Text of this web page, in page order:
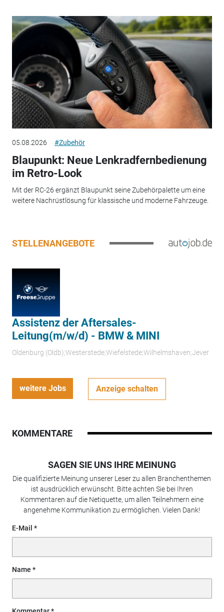
05.08.2026 #Zubehör
Blaupunkt: Neue Lenkradfernbedienung
im Retro-Look
Mit der RC-26 ergänzt Blaupunkt seine Zubehörpalette um eine
weitere Nachrüstlösung für klassische und moderne Fahrzeuge.
STELLENANGEBOTE
Assistenz der Aftersales-
Leitung(m/w/d) - BMW & MINI
Oldenburg (Oldb);Westerstede;Wiefelstede;Wilhelmshaven;Jever
weitere Jobs Anzeige schalten
KOMMENTARE
SAGEN SIE UNS IHRE MEINUNG
Die qualifizierte Meinung unserer Leser zu allen Branchenthemen
ist ausdrücklich erwünscht. Bitte achten Sie bei Ihren
Kommentaren auf die Netiquette, um allen Teilnehmern eine
angenehme Kommunikation zu ermöglichen. Vielen Dank!
E-Mail
Name